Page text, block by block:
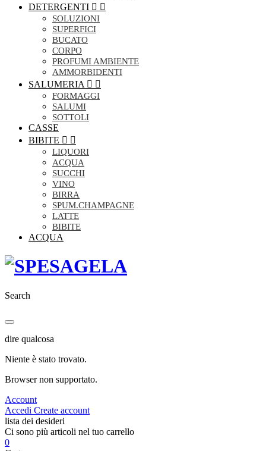
DETERGENTI  
SOLUZIONI
SUPERFICI
BUCATO
CORPO
PROFUMI AMBIENTE
AMMORBIDENTI
SALUMERIA  
FORMAGGI
SALUMI
SOTTOLI
CASSE
BIBITE  
LIQUORI
ACQUA
SUCCHI
VINO
BIRRA
SPUM.CHAMPAGNE
LATTE
BIBITE
ACQUA
Search
dire qualcosa
Niente è stato trovato.
Browser non supportato.
Account
Accedi Create account
lista dei desideri
Ci sono più articoli nel tuo carrello
0